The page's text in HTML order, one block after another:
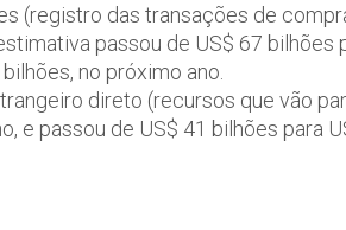
(registro das transações de
passou de US$ 67 bilhões
no próximo ano.
direto (recursos que vão
e passou de US$ 41 bilhões para